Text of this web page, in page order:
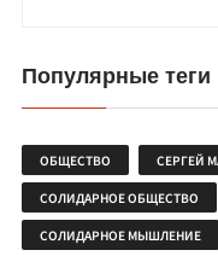
Популярные теги
ОБЩЕСТВО СЕРГЕЙ
СОЛИДАРНОЕ ОБЩЕСТВО
СОЛИДАРНОЕ МЫШЛЕНИЕ